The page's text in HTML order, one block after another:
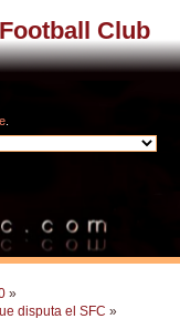
Club
»
disputa el SFC »